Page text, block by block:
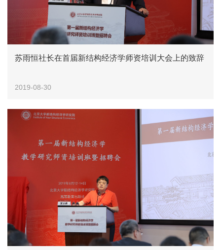
苏雨恒社长在首届新结构经济学师资培训大会上的致辞
2019-08-30